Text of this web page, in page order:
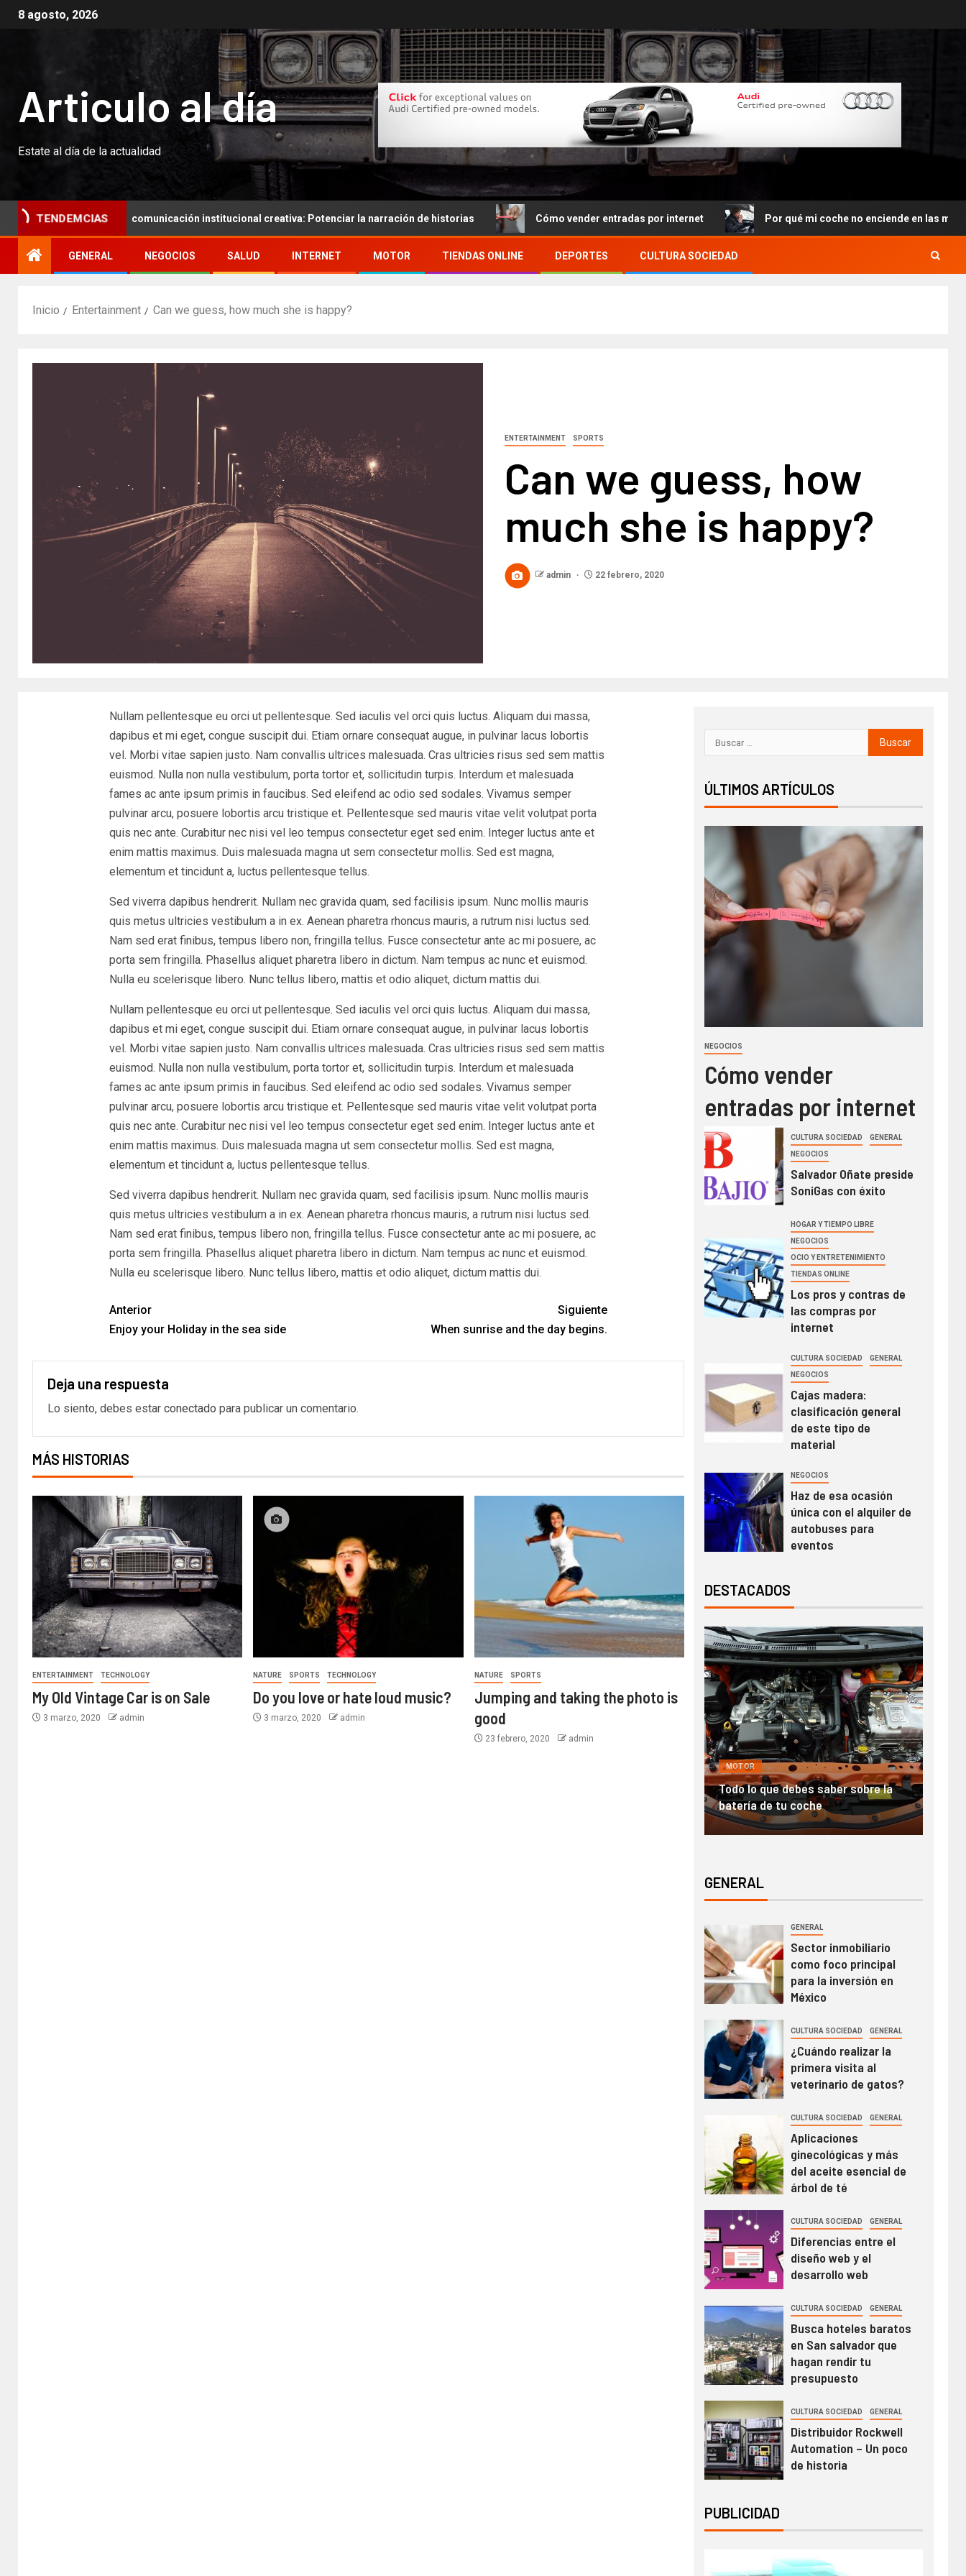
8 agosto, 2026
Articulo al día
Estate al día de la actualidad
TENDEMCIAS
Resumen para una comunicación institucional creativa: Potenciar la narración de historias Cómo vender entradas por internet Por qué mi coche no enciende en las mañanas
GENERAL NEGOCIOS SALUD INTERNET MOTOR TIENDAS ONLINE DEPORTES CULTURA SOCIEDAD
Inicio Entertainment Can we guess, how much she is happy?
ENTERTAINMENT SPORTS
Can we guess, how
much she is happy?
admin 22 febrero, 2020
Nullam pellentesque eu orci ut pellentesque. Sed iaculis vel orci quis luctus. Aliquam dui massa,
dapibus et mi eget, congue suscipit dui. Etiam ornare consequat augue, in pulvinar lacus lobortis
vel. Morbi vitae sapien justo. Nam convallis ultrices malesuada. Cras ultricies risus sed sem mattis
euismod. Nulla non nulla vestibulum, porta tortor et, sollicitudin turpis. Interdum et malesuada
fames ac ante ipsum primis in faucibus. Sed eleifend ac odio sed sodales. Vivamus semper
pulvinar arcu, posuere lobortis arcu tristique et. Pellentesque sed mauris vitae velit volutpat porta
quis nec ante. Curabitur nec nisi vel leo tempus consectetur eget sed enim. Integer luctus ante et
enim mattis maximus. Duis malesuada magna ut sem consectetur mollis. Sed est magna,
elementum et tincidunt a, luctus pellentesque tellus.
Sed viverra dapibus hendrerit. Nullam nec gravida quam, sed facilisis ipsum. Nunc mollis mauris
quis metus ultricies vestibulum a in ex. Aenean pharetra rhoncus mauris, a rutrum nisi luctus sed.
Nam sed erat finibus, tempus libero non, fringilla tellus. Fusce consectetur ante ac mi posuere, ac
porta sem fringilla. Phasellus aliquet pharetra libero in dictum. Nam tempus ac nunc et euismod.
Nulla eu scelerisque libero. Nunc tellus libero, mattis et odio aliquet, dictum mattis dui.
Nullam pellentesque eu orci ut pellentesque. Sed iaculis vel orci quis luctus. Aliquam dui massa,
dapibus et mi eget, congue suscipit dui. Etiam ornare consequat augue, in pulvinar lacus lobortis
vel. Morbi vitae sapien justo. Nam convallis ultrices malesuada. Cras ultricies risus sed sem mattis
euismod. Nulla non nulla vestibulum, porta tortor et, sollicitudin turpis. Interdum et malesuada
fames ac ante ipsum primis in faucibus. Sed eleifend ac odio sed sodales. Vivamus semper
pulvinar arcu, posuere lobortis arcu tristique et. Pellentesque sed mauris vitae velit volutpat porta
quis nec ante. Curabitur nec nisi vel leo tempus consectetur eget sed enim. Integer luctus ante et
enim mattis maximus. Duis malesuada magna ut sem consectetur mollis. Sed est magna,
elementum et tincidunt a, luctus pellentesque tellus.
Sed viverra dapibus hendrerit. Nullam nec gravida quam, sed facilisis ipsum. Nunc mollis mauris
quis metus ultricies vestibulum a in ex. Aenean pharetra rhoncus mauris, a rutrum nisi luctus sed.
Nam sed erat finibus, tempus libero non, fringilla tellus. Fusce consectetur ante ac mi posuere, ac
porta sem fringilla. Phasellus aliquet pharetra libero in dictum. Nam tempus ac nunc et euismod.
Nulla eu scelerisque libero. Nunc tellus libero, mattis et odio aliquet, dictum mattis dui.
Anterior
Enjoy your Holiday in the sea side
Siguiente
When sunrise and the day begins.
Deja una respuesta
Lo siento, debes estar conectado para publicar un comentario.
MÁS HISTORIAS
ENTERTAINMENT TECHNOLOGY
My Old Vintage Car is on Sale
3 marzo, 2020 admin
NATURE SPORTS TECHNOLOGY
Do you love or hate loud music?
3 marzo, 2020 admin
NATURE SPORTS
Jumping and taking the photo is
good
23 febrero, 2020 admin
ÚLTIMOS ARTÍCULOS
NEGOCIOS
Cómo vender
entradas por internet
CULTURA SOCIEDAD GENERAL
NEGOCIOS
Salvador Oñate preside
SoniGas con éxito
HOGAR Y TIEMPO LIBRE
NEGOCIOS
OCIO Y ENTRETENIMIENTO
TIENDAS ONLINE
Los pros y contras de
las compras por
internet
CULTURA SOCIEDAD GENERAL
NEGOCIOS
Cajas madera:
clasificación general
de este tipo de
material
NEGOCIOS
Haz de esa ocasión
única con el alquiler de
autobuses para
eventos
DESTACADOS
MOTOR
Todo lo que debes saber sobre la
batería de tu coche
GENERAL
GENERAL
Sector inmobiliario
como foco principal
para la inversión en
México
CULTURA SOCIEDAD GENERAL
¿Cuándo realizar la
primera visita al
veterinario de gatos?
CULTURA SOCIEDAD GENERAL
Aplicaciones
ginecológicas y más
del aceite esencial de
árbol de té
CULTURA SOCIEDAD GENERAL
Diferencias entre el
diseño web y el
desarrollo web
CULTURA SOCIEDAD GENERAL
Busca hoteles baratos
en San salvador que
hagan rendir tu
presupuesto
CULTURA SOCIEDAD GENERAL
Distribuidor Rockwell
Automation – Un poco
de historia
PUBLICIDAD